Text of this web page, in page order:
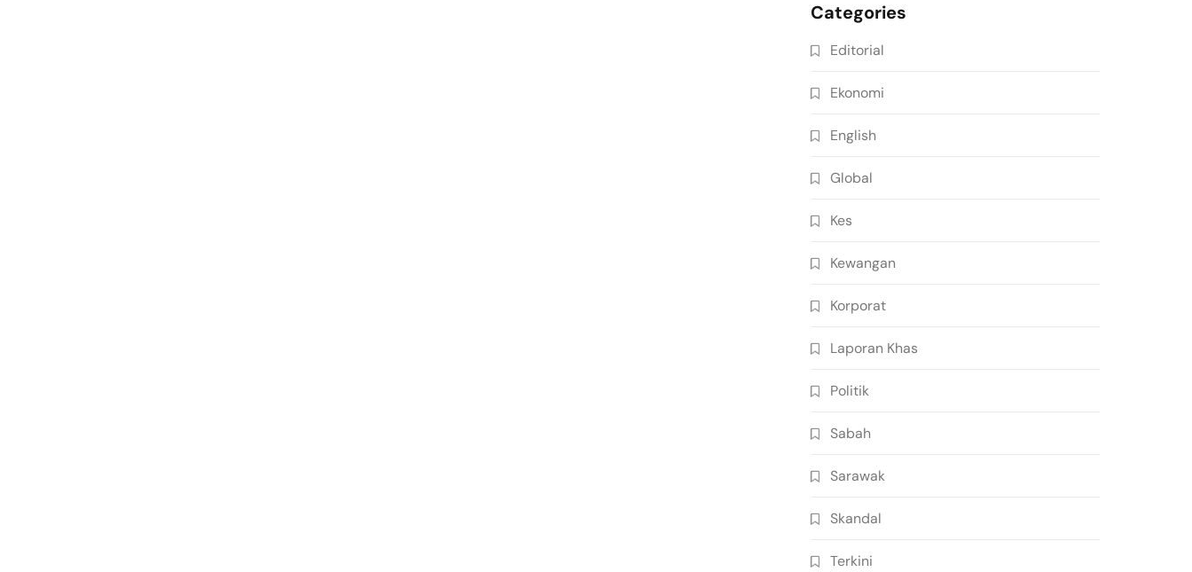
Categories
Editorial
Ekonomi
English
Global
Kes
Kewangan
Korporat
Laporan Khas
Politik
Sabah
Sarawak
Skandal
Terkini